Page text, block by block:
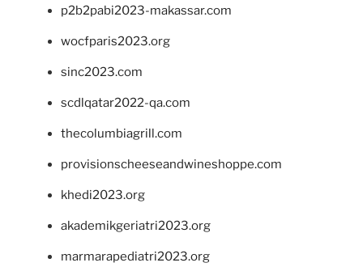
p2b2pabi2023-makassar.com
wocfparis2023.org
sinc2023.com
scdlqatar2022-qa.com
thecolumbiagrill.com
provisionscheeseandwineshoppe.com
khedi2023.org
akademikgeriatri2023.org
marmarapediatri2023.org